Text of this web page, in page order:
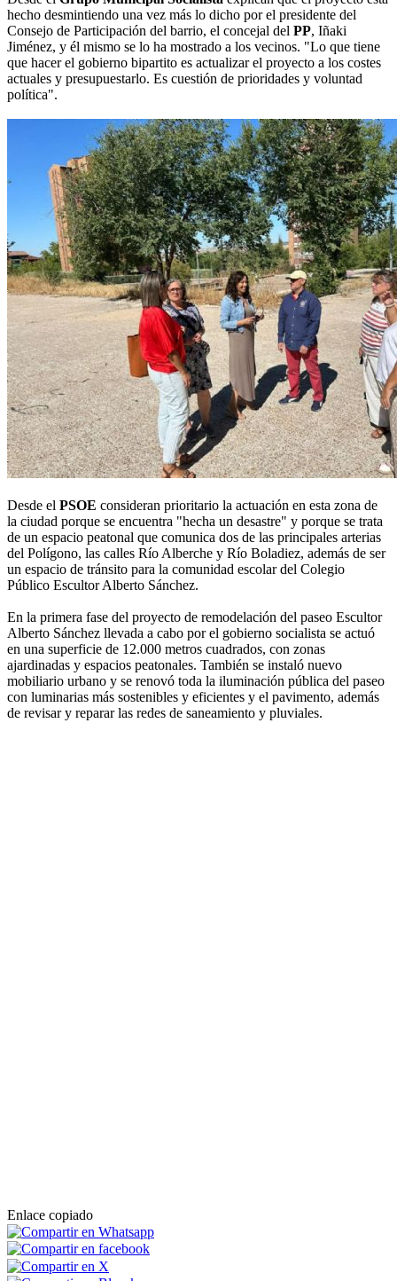
hecho desmintiendo una vez más lo dicho por el presidente del
Consejo de Participación del barrio, el concejal del PP, Iñaki
Jiménez, y él mismo se lo ha mostrado a los vecinos. "Lo que tiene
que hacer el gobierno bipartito es actualizar el proyecto a los costes
actuales y presupuestarlo. Es cuestión de prioridades y voluntad
política".
Desde el PSOE consideran prioritario la actuación en esta zona de
la ciudad porque se encuentra "hecha un desastre" y porque se trata
de un espacio peatonal que comunica dos de las principales arterias
del Polígono, las calles Río Alberche y Río Boladiez, además de ser
un espacio de tránsito para la comunidad escolar del Colegio
Público Escultor Alberto Sánchez.
En la primera fase del proyecto de remodelación del paseo Escultor
Alberto Sánchez llevada a cabo por el gobierno socialista se actuó
en una superficie de 12.000 metros cuadrados, con zonas
ajardinadas y espacios peatonales. También se instaló nuevo
mobiliario urbano y se renovó toda la iluminación pública del paseo
con luminarias más sostenibles y eficientes y el pavimento, además
de revisar y reparar las redes de saneamiento y pluviales.
Enlace copiado